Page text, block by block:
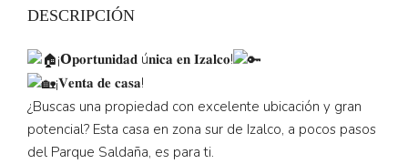
DESCRIPCIÓN
¡𝗢𝐩𝐨𝐫𝐭𝐮𝐧𝐢𝐝𝐚𝐝 ú𝐧𝐢𝐜𝐚 𝐞𝐧 𝐈𝐳𝐚𝐥𝐜𝐨!
¡𝐕𝐞𝐧𝐭𝐚 𝐝𝐞 𝐜𝐚𝐬𝐚!
¿Buscas una propiedad con excelente ubicación y gran
potencial? Esta casa en zona sur de Izalco, a pocos pasos
del Parque Saldaña, es para ti.